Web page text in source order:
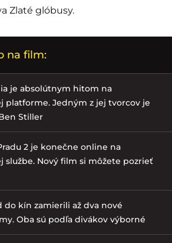
Zlaté glóbusy.
na film:
je absolútnym hitom na
platforme. Jedným z jej tvorcov je
Stiller
2 je konečne online na
službe. Nový film si môžete pozrieť
do kín zamierili až dva nové
Oba sú podľa divákov výborné